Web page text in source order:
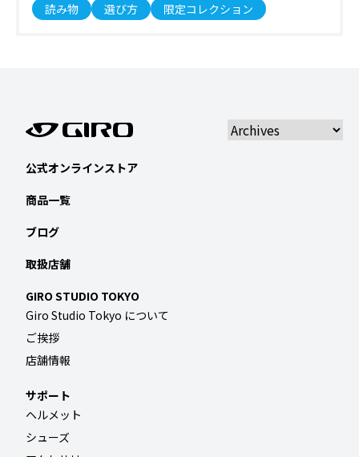
読み物
選び方 限定コレクション
公式オンラインストア
商品一覧
ブログ
取扱店舗
GIRO STUDIO TOKYO
Giro Studio Tokyo について
ご挨拶
店舗情報
サポート
ヘルメット
シューズ